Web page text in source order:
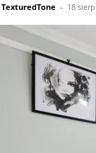
TexturedTone - 18